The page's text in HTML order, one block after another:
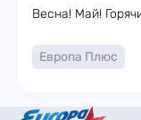
Весна! Май!
Европа Плюс